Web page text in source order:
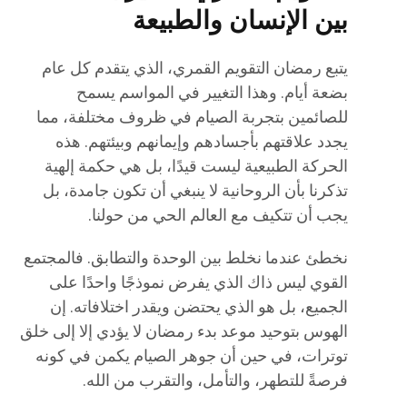
بين الإنسان والطبيعة
يتبع رمضان التقويم القمري، الذي يتقدم كل عام
بضعة أيام. وهذا التغيير في المواسم يسمح
للصائمين بتجربة الصيام في ظروف مختلفة، مما
يجدد علاقتهم بأجسادهم وإيمانهم وبيئتهم. هذه
الحركة الطبيعية ليست قيدًا، بل هي حكمة إلهية
تذكرنا بأن الروحانية لا ينبغي أن تكون جامدة، بل
يجب أن تتكيف مع العالم الحي من حولنا.
نخطئ عندما نخلط بين الوحدة والتطابق. فالمجتمع
القوي ليس ذاك الذي يفرض نموذجًا واحدًا على
الجميع، بل هو الذي يحتضن ويقدر اختلافاته. إن
الهوس بتوحيد موعد بدء رمضان لا يؤدي إلا إلى خلق
توترات، في حين أن جوهر الصيام يكمن في كونه
فرصةً للتطهر، والتأمل، والتقرب من الله.